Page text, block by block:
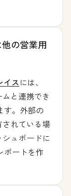
の営業用
イス には、
と連携でき
す。外部の
れている場
ュボードに
ポートを作